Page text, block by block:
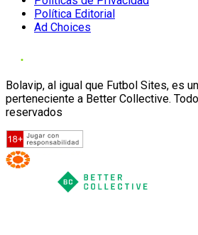
Política Editorial
Ad Choices
Bolavip, al igual que Futbol Sites, es
perteneciente a Better Collective.
reservados